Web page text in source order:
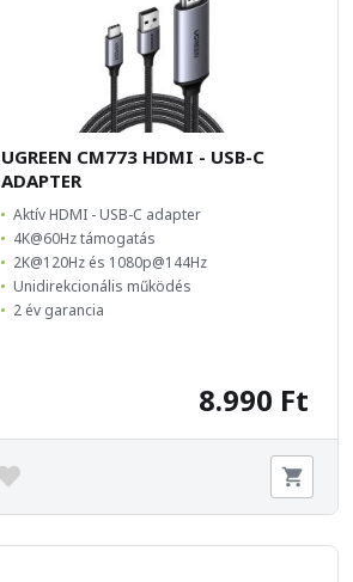
UGREEN CM773 HDMI - USB-C
ADAPTER
Aktív HDMI - USB-C adapter
4K@60Hz támogatás
2K@120Hz és 1080p@144Hz
Unidirekcionális működés
2 év garancia
8.990 Ft